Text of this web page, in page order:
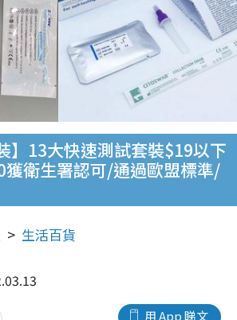
】13大快速測試套裝$19以下
獲衛生署認可/通過歐盟標準/
生活百貨
用 App 睇文